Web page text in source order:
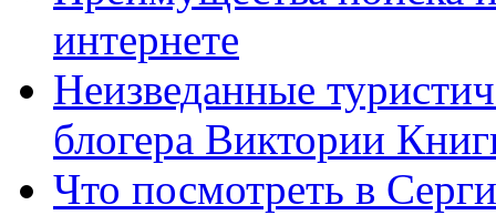
интернете
Неизведанные
блогера Виктории
Что посмотреть в